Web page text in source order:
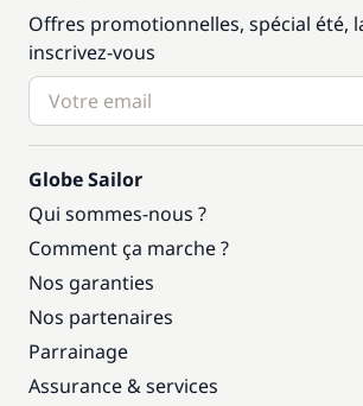
Offres promotionnelles, spécial été,
inscrivez-vous
Globe Sailor
Qui sommes-nous ?
Comment ça marche ?
Nos garanties
Nos partenaires
Parrainage
Assurance & services